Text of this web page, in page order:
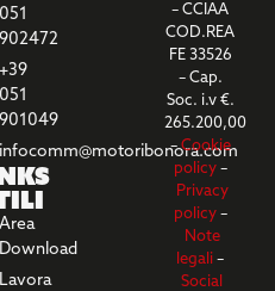
051
902472
+39
051
901049
infocomm@motoribonora.com
Area
Download
Lavora
– CCIAA
COD.REA
FE 33526
– Cap.
Soc. i.v €.
265.200,00
–Cookie
policy–
Privacy
policy–
Note
legali –
Social